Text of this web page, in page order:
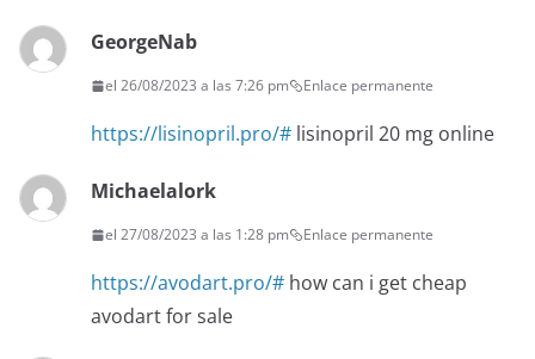
GeorgeNab
el 26/08/2023 a las 7:26 pm Enlace permanente
https://lisinopril.pro/# lisinopril 20 mg online
Michaelalork
el 27/08/2023 a las 1:28 pm Enlace permanente
https://avodart.pro/# how can i get cheap
avodart for sale